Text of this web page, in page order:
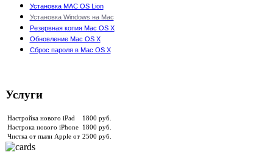
Установка MAC OS Lion
Установка Windows на Mac
Резервная копия Mac OS X
Обновление Mac OS X
Сброс пароля в Mac OS X
Услуги
Настройка нового iPad
1800 руб.
Настрока нового iPhone
1800 руб.
Чистка от пыли Apple от 2500 руб.